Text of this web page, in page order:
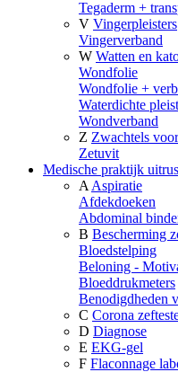
Tegaderm +
V Vingerpleisters
Vingerverband
W Watten en
Wondfolie
Wondfolie +
Waterdichte
Wondverband
Z Zwachtels
Zetuvit
Medische praktijk
A Aspiratie
Afdekdoeken
Abdominal
B Bescherming
Bloedstelping
Beloning -
Bloeddrukmeters
Benodigdheden
C Corona
D Diagnose
E EKG-gel
F Flaconnage